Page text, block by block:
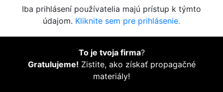
Iba prihlásení používatelia majú prístup k týmto
údajom. Kliknite sem pre prihlásenie.
To je tvoja firma?
Gratulujeme! Zistite, ako získať propagačné
materiály!